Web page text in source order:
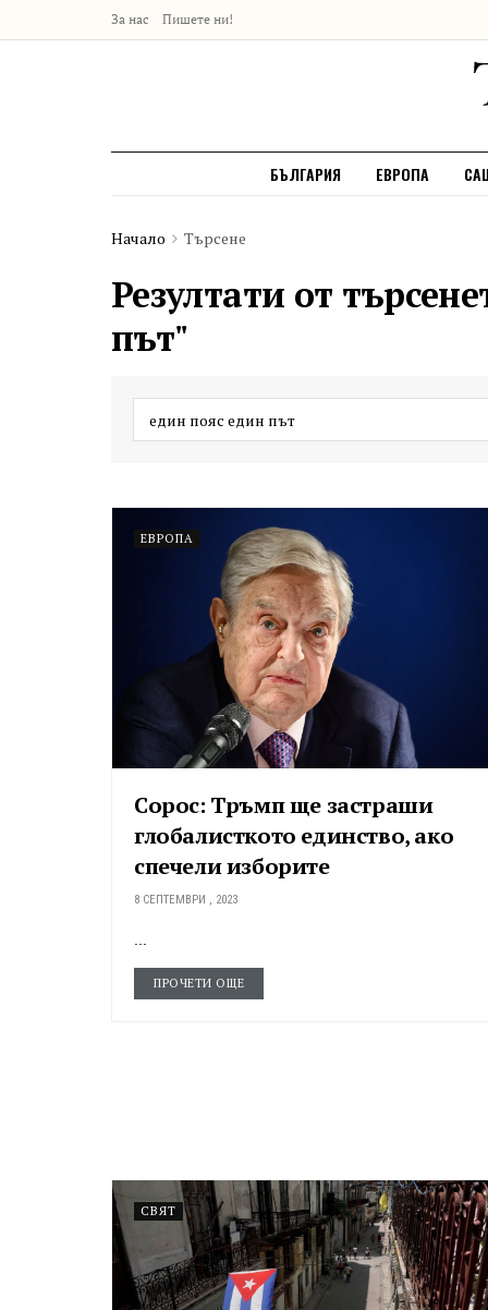
За нас Пишете ни!
БЪЛГАРИЯ ЕВРОПА
Начало Търсене
Резултати от
път"
ЕВРОПА
Сорос: Тръмп ще застраши
глобалисткото единство, ако
спечели изборите
8 СЕПТЕМВРИ , 2023
ПРОЧЕТИ ОЩЕ
СВЯТ